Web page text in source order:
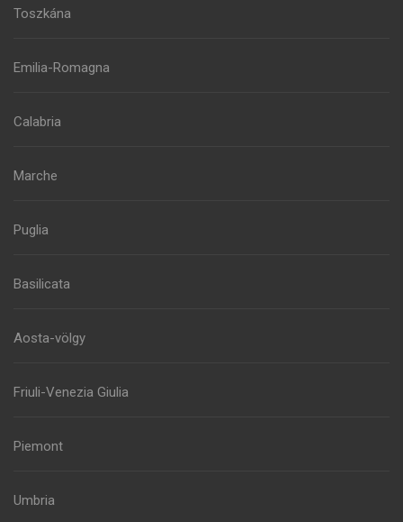
Toszkána
Emilia-Romagna
Calabria
Marche
Puglia
Basilicata
Aosta-völgy
Friuli-Venezia Giulia
Piemont
Umbria